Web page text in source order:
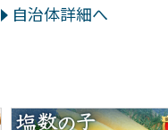
自治体詳細へ